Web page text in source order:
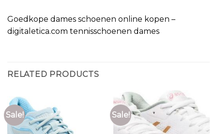
Goedkope dames schoenen online kopen –
digitaletica.com tennisschoenen dames
RELATED PRODUCTS
Sale! Sale!